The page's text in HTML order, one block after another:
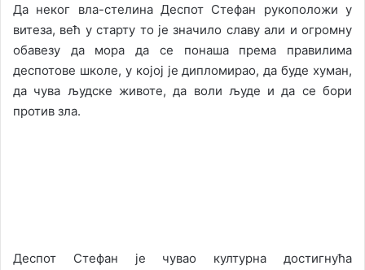
Да неког вла-стелина Деспот Стефан рукоположи у
витеза, већ у старту то је значило славу али и огромну
обавезу да мора да се понаша према правилима
деспотове школе, у којој је дипломирао, да буде хуман,
да чува људске животе, да воли људе и да се бори
против зла.
Деспот Стефан је чувао културна достигнућа